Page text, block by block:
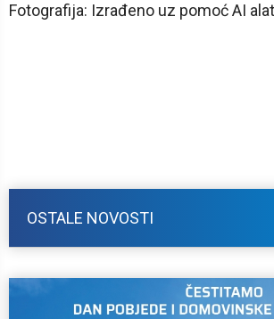
Fotografija: Izrađeno uz pomoć AI
OSTALE NOVOSTI